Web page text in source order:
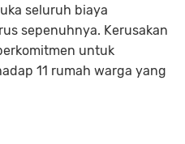
seluruh biaya
sepenuhnya. Kerusakan
untuk
11 rumah warga yang